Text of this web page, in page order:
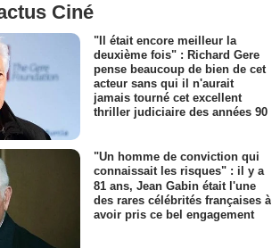
Ciné
"Il était encore meilleur la
deuxième fois" : Richard Gere
pense beaucoup de bien de cet
acteur sans qui il n'aurait
jamais tourné cet excellent
thriller judiciaire des années 90
"Un homme de conviction qui
connaissait les risques" : il y a
81 ans, Jean Gabin était l'une
des rares célébrités françaises à
avoir pris ce bel engagement